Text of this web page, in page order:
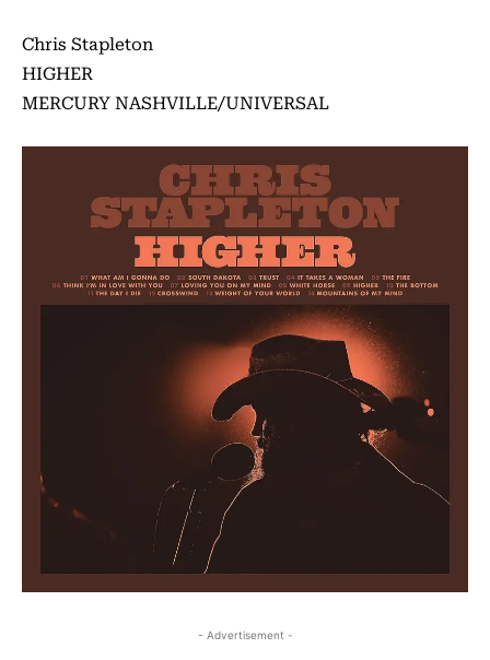
Chris Stapleton
HIGHER
MERCURY NASHVILLE/UNIVERSAL
- Advertisement -